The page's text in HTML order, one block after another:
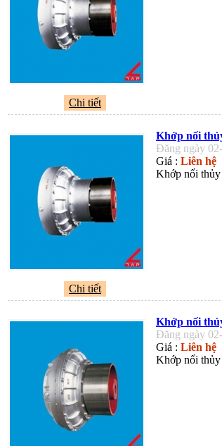
Chi tiết
Khớp nối
Đăng ngày
Giá : Liên hệ
Khớp nối thủy
Chi tiết
Khớp nối
Đăng ngày
Giá : Liên hệ
Khớp nối thủy